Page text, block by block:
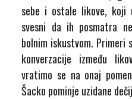
sebe i ostale likove,
svesni da ih posmatra
bolnim iskustvom. Primeri
konverzacije između
vratimo se na onaj
Šacko pominje uzidane